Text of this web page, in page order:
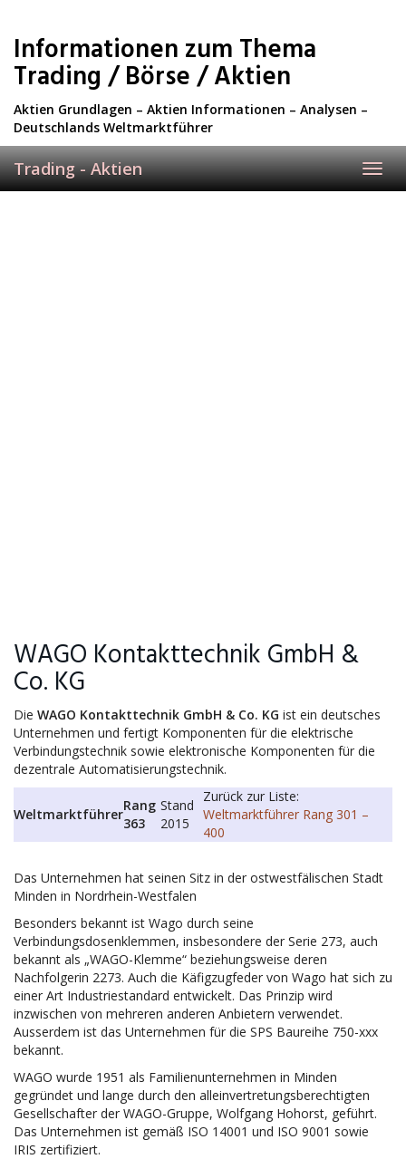
main
content
Informationen zum Thema
Trading / Börse / Aktien
Aktien Grundlagen – Aktien Informationen – Analysen –
Deutschlands Weltmarktführer
Trading - Aktien
WAGO Kontakttechnik GmbH &
Co. KG
Die WAGO Kontakttechnik GmbH & Co. KG ist ein deutsches
Unternehmen und fertigt Komponenten für die elektrische
Verbindungstechnik sowie elektronische Komponenten für die
dezentrale Automatisierungstechnik.
Weltmarktführer
Rang
363
Stand
2015
Zurück zur Liste:
Weltmarktführer Rang 301 –
400
Das Unternehmen hat seinen Sitz in der ostwestfälischen Stadt
Minden in Nordrhein-Westfalen
Besonders bekannt ist Wago durch seine
Verbindungsdosenklemmen, insbesondere der Serie 273, auch
bekannt als „WAGO-Klemme“ beziehungsweise deren
Nachfolgerin 2273. Auch die Käfigzugfeder von Wago hat sich zu
einer Art Industriestandard entwickelt. Das Prinzip wird
inzwischen von mehreren anderen Anbietern verwendet.
Ausserdem ist das Unternehmen für die SPS Baureihe 750-xxx
bekannt.
WAGO wurde 1951 als Familienunternehmen in Minden
gegründet und lange durch den alleinvertretungsberechtigten
Gesellschafter der WAGO-Gruppe, Wolfgang Hohorst, geführt.
Das Unternehmen ist gemäß ISO 14001 und ISO 9001 sowie
IRIS zertifiziert.